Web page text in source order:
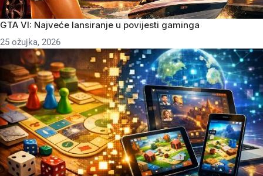
GTA VI: Najveće lansiranje u povijesti gaminga
25 ožujka, 2026